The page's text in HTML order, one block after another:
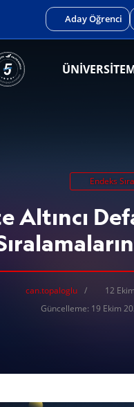
Aday Öğrenci
Endeks
Altıncı
can.topaloglu
12
Güncelleme: 19 Ekim